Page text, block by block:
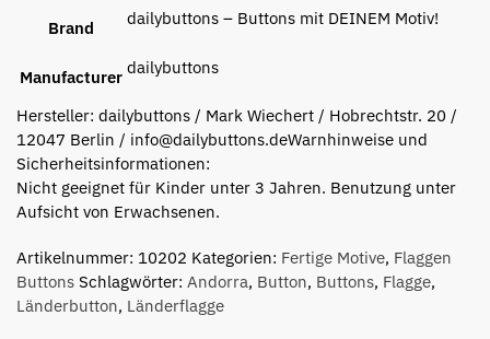
Brand dailybuttons – Buttons mit DEINEM Motiv!
Manufacturer dailybuttons
Hersteller: dailybuttons / Mark Wiechert / Hobrechtstr. 20 /
12047 Berlin / info@dailybuttons.deWarnhinweise und
Sicherheitsinformationen:
Nicht geeignet für Kinder unter 3 Jahren. Benutzung unter
Aufsicht von Erwachsenen.
Artikelnummer: 10202 Kategorien: Fertige Motive, Flaggen
Buttons Schlagwörter: Andorra, Button, Buttons, Flagge,
Länderbutton, Länderflagge